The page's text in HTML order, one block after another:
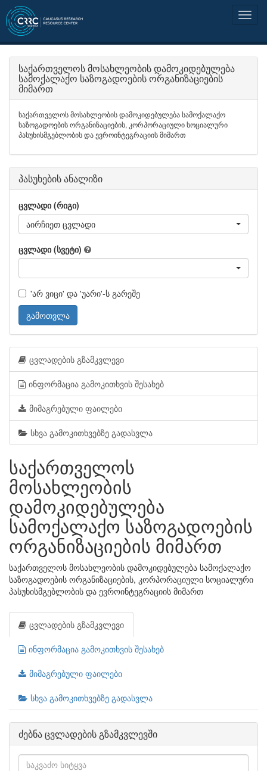
საქართველოს მოსახლეობის დამოკიდებულება
სამოქალაქო საზოგადოების ორგანიზაციების
მიმართ
საქართველოს მოსახლეობის დამოკიდებულება სამოქალაქო
საზოგადოების ორგანიზაციების, კორპორაციული სოციალური
პასუხისმგებლობის და ევროინტეგრაციის მიმართ
პასუხების ანალიზი
ცვლადი (რიგი)
აირჩიეთ ცვლადი
ცვლადი (სვეტი)
'არ ვიცი' და 'უარი'-ს გარეშე
გამოთვლა
ცვლადების გზამკვლევი
ინფორმაცია გამოკითხვის შესახებ
მიმაგრებული ფაილები
სხვა გამოკითხვებზე გადასვლა
საქართველოს
მოსახლეობის
დამოკიდებულება
სამოქალაქო საზოგადოების
ორგანიზაციების მიმართ
საქართველოს მოსახლეობის დამოკიდებულება სამოქალაქო
საზოგადოების ორგანიზაციების, კორპორაციული სოციალური
პასუხისმგებლობის და ევროინტეგრაციის მიმართ
ცვლადების გზამკვლევი
ინფორმაცია გამოკითხვის შესახებ
მიმაგრებული ფაილები
სხვა გამოკითხვებზე გადასვლა
ძებნა ცვლადების გზამკვლევში